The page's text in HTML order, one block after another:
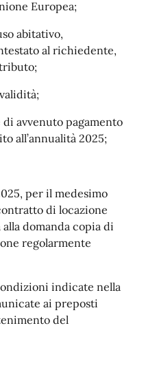
Europea;
abitativo,
al richiedente,
avvenuto pagamento
all’annualità 2025;
per il medesimo
di locazione
domanda copia di
regolarmente
indicate nella
ai preposti
del